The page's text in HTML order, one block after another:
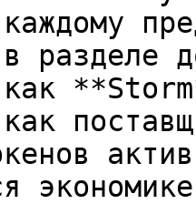
в разделе